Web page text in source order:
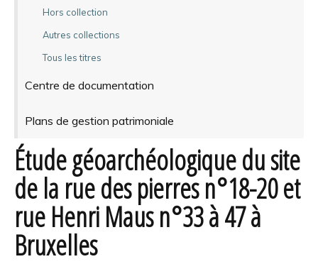
Hors collection
Autres collections
Tous les titres
Centre de documentation
Plans de gestion patrimoniale
Étude géoarchéologique du site
de la rue des pierres n°18-20 et
rue Henri Maus n°33 à 47 à
Bruxelles